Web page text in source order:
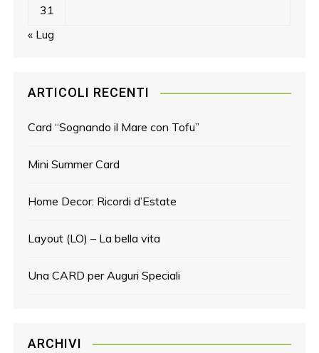
31
« Lug
ARTICOLI RECENTI
Card “Sognando il Mare con Tofu”
Mini Summer Card
Home Decor: Ricordi d’Estate
Layout (LO) – La bella vita
Una CARD per Auguri Speciali
ARCHIVI